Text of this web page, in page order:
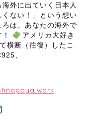
外に出ていく日本人
ない！」という想い
は、あなたの海外で
！
アメリカ大好き
横断（往復）したこ
、